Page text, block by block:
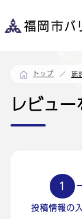
トップ 施
レビュ
1
投稿情報の